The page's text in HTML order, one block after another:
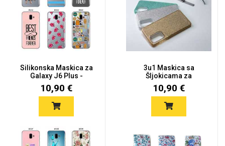
Silikonska Maskica za
Galaxy J6 Plus -
Šareni...
10,90 €
3u1 Maskica sa
Šljokicama za
Samsung Galaxy J6...
10,90 €